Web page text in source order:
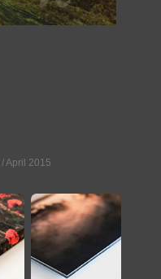
/ April 2015